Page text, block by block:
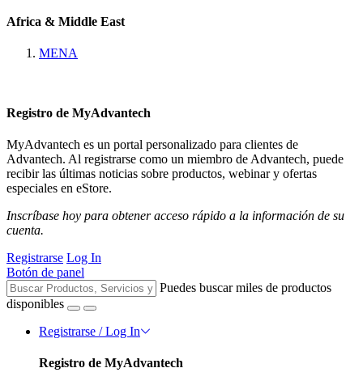
Africa & Middle East
MENA
Registro de MyAdvantech
MyAdvantech es un portal personalizado para clientes de
Advantech. Al registrarse como un miembro de Advantech, puede
recibir las últimas noticias sobre productos, webinar y ofertas
especiales en eStore.
Inscríbase hoy para obtener acceso rápido a la información de su
cuenta.
Registrarse Log In
Botón de panel
Puedes buscar miles de productos
disponibles
Registrarse / Log In
Registro de MyAdvantech